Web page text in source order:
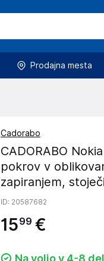
Prodajna mesta
Cadorabo
CADORABO
pokrov v
zapiranjem,
ID: 20587682
1599 €
Na voljo v 4-8